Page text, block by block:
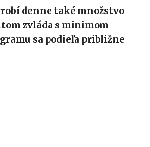
denne také množstvo
zvláda s minimom
sa podieľa približne